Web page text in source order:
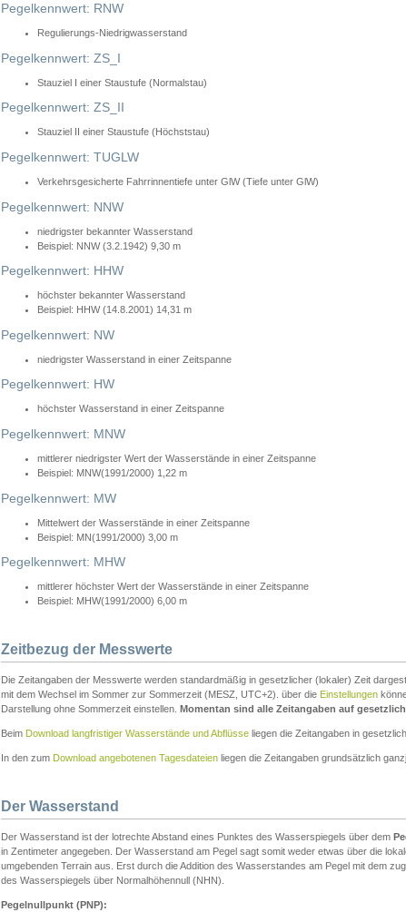
Pegelkennwert: RNW
Regulierungs-Niedrigwasserstand
Pegelkennwert: ZS_I
Stauziel I einer Staustufe (Normalstau)
Pegelkennwert: ZS_II
Stauziel II einer Staustufe (Höchststau)
Pegelkennwert: TUGLW
Verkehrsgesicherte Fahrrinnentiefe unter GlW (Tiefe unter GlW)
Pegelkennwert: NNW
niedrigster bekannter Wasserstand
Beispiel: NNW (3.2.1942) 9,30 m
Pegelkennwert: HHW
höchster bekannter Wasserstand
Beispiel: HHW (14.8.2001) 14,31 m
Pegelkennwert: NW
niedrigster Wasserstand in einer Zeitspanne
Pegelkennwert: HW
höchster Wasserstand in einer Zeitspanne
Pegelkennwert: MNW
mittlerer niedrigster Wert der Wasserstände in einer Zeitspanne
Beispiel: MNW(1991/2000) 1,22 m
Pegelkennwert: MW
Mittelwert der Wasserstände in einer Zeitspanne
Beispiel: MN(1991/2000) 3,00 m
Pegelkennwert: MHW
mittlerer höchster Wert der Wasserstände in einer Zeitspanne
Beispiel: MHW(1991/2000) 6,00 m
Zeitbezug der Messwerte
Die Zeitangaben der Messwerte werden standardmäßig in gesetzlicher (lokaler) Zeit
mit dem Wechsel im Sommer zur Sommerzeit (MESZ, UTC+2). über die Einstellungen
Darstellung ohne Sommerzeit einstellen. Momentan sind alle Zeitangaben auf
Beim Download langfristiger Wasserstände und Abflüsse liegen die Zeitangaben in
In den zum Download angebotenen Tagesdateien liegen die Zeitangaben grundsätzlich
Der Wasserstand
Der Wasserstand ist der lotrechte Abstand eines Punktes des Wasserspiegels über dem
in Zentimeter angegeben. Der Wasserstand am Pegel sagt somit weder etwas über die
umgebenden Terrain aus. Erst durch die Addition des Wasserstandes am Pegel mit dem
des Wasserspiegels über Normalhöhennull (NHN).
Pegelnullpunkt (PNP):